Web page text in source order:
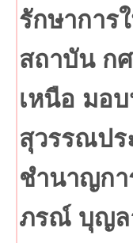
รักษาการ
สถาบัน ก
เหนือ มอ
สุวรรณปร
ชำนาญกา
ภรณ์ บุญล